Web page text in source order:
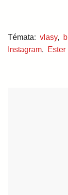
Témata: vlasy,
Instagram, Ester